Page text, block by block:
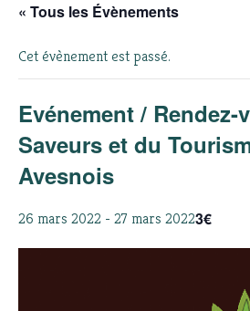
« Tous les Évènements
Cet évènement est passé.
Evénement / Rendez-
Saveurs et du
Avesnois
26 mars 2022 - 27 mars 20223€